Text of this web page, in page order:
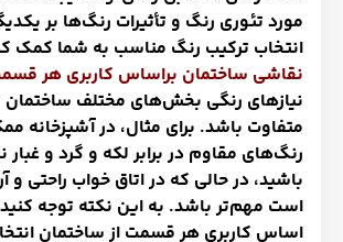
مورد تئوری رنگ و تأثیرات رنگ‌ها بر
انتخاب ترکیب رنگ مناسب به شما کمک
نقاشی ساختمان براساس کاربری هر
نیازهای رنگی بخش‌های مختلف
متفاوت باشد. برای مثال، در آشپزخانه
رنگ‌های مقاوم در برابر لکه و گرد و غبار
باشید، در حالی که در اتاق خواب راحتی
است مهم‌تر باشد. به این نکته توجه کنید
اساس کاربری هر قسمت از ساختمان